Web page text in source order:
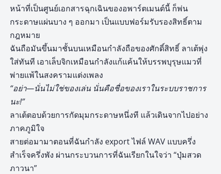
หน้าที่เป็นศูนย์เอกสารฉุกเฉินของอพาร์ตเมนต์นี้ ก็พ่น
กระดาษแผ่นบาง ๆ ออกมา เป็นแบบฟอร์มรับรองสิทธิ์ตาม
กฎหมาย
ฉันถือมันขึ้นมาชั้นบนเหมือนกำลังถือของศักดิ์สิทธิ์ ลาเต้พุ่ง
ใส่ทันที เอาเล็บจิกเหมือนกำลังแก้แค้นให้บรรพบุรุษแมวที่
พ่ายแพ้ในสงครามแต่งเพลง
“อย่า—นั่นไม่ใช่ของเล่น นั่นคือชื่อของเราในระบบราชการ
นะ!”
ลาเต้ตอบด้วยการกัดมุมกระดาษหนึ่งที แล้วเดินจากไปอย่าง
ภาคภูมิใจ
สายต่อมามาตอนที่ฉันกำลัง export ไฟล์ WAV แบบครึ่ง
สำเร็จครึ่งพัง ผ่านกระบวนการที่ฉันเรียกในใจว่า “ปุ่มสวด
ภาวนา”